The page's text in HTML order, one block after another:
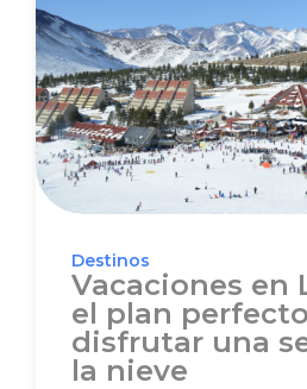
Destinos
Vacaciones en
el plan
disfrutar una
la nieve